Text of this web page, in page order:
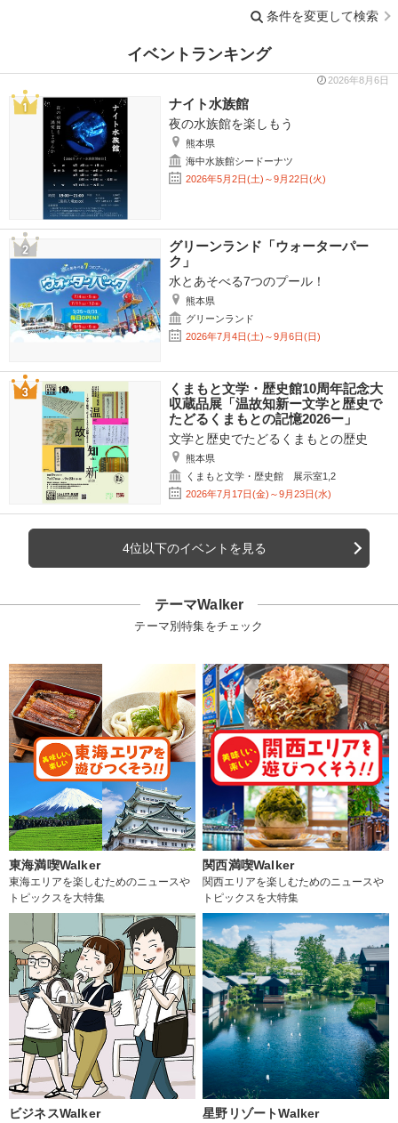
条件を変更して検索
イベントランキング
2026年8月6日
ナイト水族館
夜の水族館を楽しもう
熊本県
海中水族館シードーナツ
2026年5月2日(土)～9月22日(火)
グリーンランド「ウォーターパー
ク」
水とあそべる7つのプール！
熊本県
グリーンランド
2026年7月4日(土)～9月6日(日)
くまもと文学・歴史館10周年記念大
収蔵品展「温故知新ー文学と歴史で
たどるくまもとの記憶2026ー」
文学と歴史でたどるくまもとの歴史
熊本県
くまもと文学・歴史館 展示室1,2
2026年7月17日(金)～9月23日(水)
4位以下のイベントを見る
テーマWalker
テーマ別特集をチェック
東海満喫Walker
東海エリアを楽しむためのニュースや
トピックスを大特集
関西満喫Walker
関西エリアを楽しむためのニュースや
トピックスを大特集
ビジネスWalker 星野リゾートWalker